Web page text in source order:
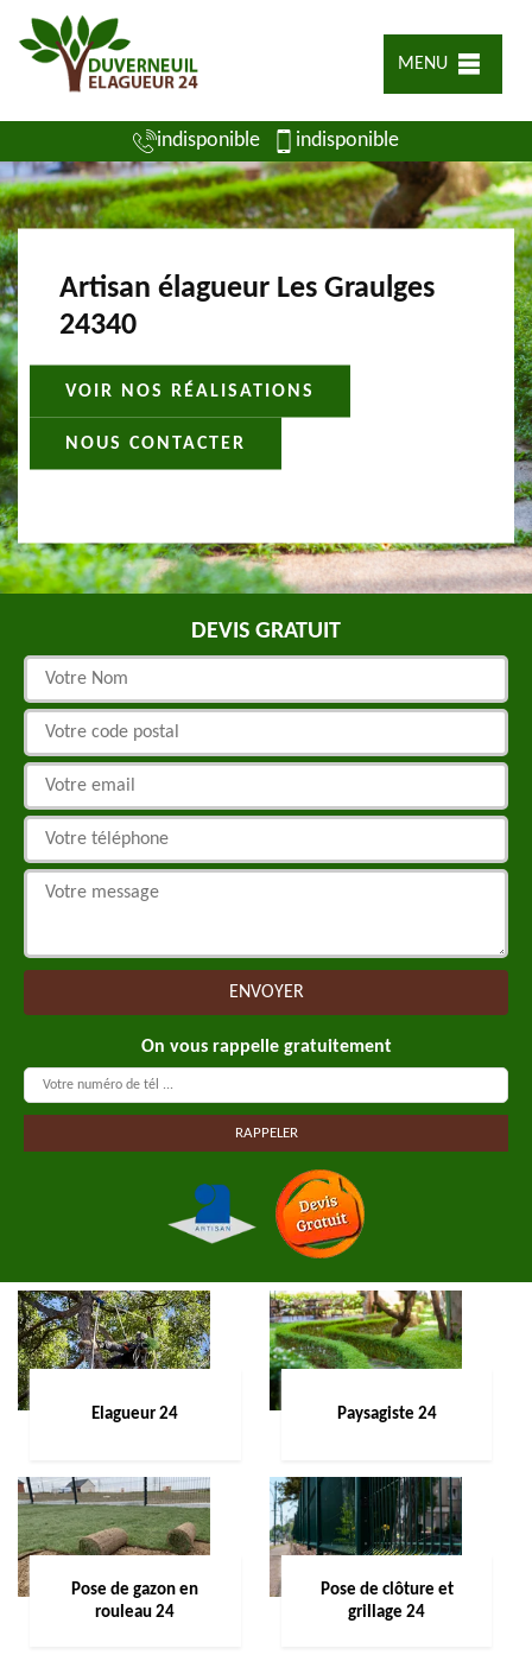
MENU
indisponible indisponible
Artisan élagueur Les Graulges
24340
VOIR NOS RÉALISATIONS
NOUS CONTACTER
DEVIS GRATUIT
On vous rappelle gratuitement
Elagueur 24 Paysagiste 24
Pose de gazon en
rouleau 24
Pose de clôture et
grillage 24